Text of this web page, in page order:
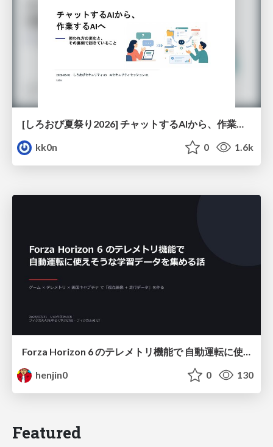
[しろおび夏祭り2026] チャットするAIから、作業するAIへ - 使われ方の変化と、その裏側で起きていること
kk0n
0 1.6k
henjin0
0 130
Featured